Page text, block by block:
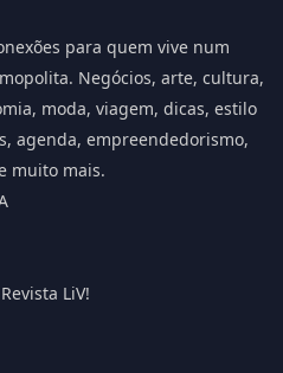
para quem vive num
Negócios, arte, cultura,
moda, viagem, dicas, estilo
agenda, empreendedorismo,
muito mais.
LiV!